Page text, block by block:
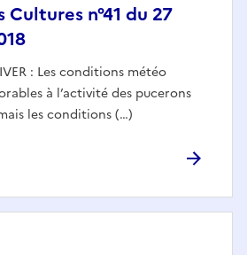
Cultures n°41 du 27
: Les conditions météo
à l’activité des pucerons
les conditions (…)